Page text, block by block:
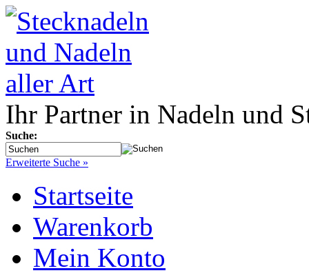
Ihr Partner in Nadeln und
Suche:
Erweiterte Suche »
Startseite
Warenkorb
Mein Konto